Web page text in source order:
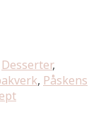
Desserter,
, Påskens